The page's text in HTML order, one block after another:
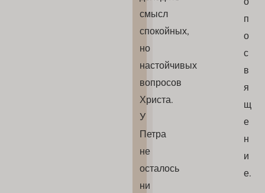
смысл
спокойных,
но
настойчивых
вопросов
Христа.
У
Петра
не
осталось
ни
п
о
с
в
я
щ
е
н
и
е.